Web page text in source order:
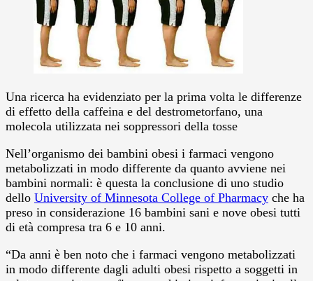
Una ricerca ha evidenziato per la prima volta le differenze
di effetto della caffeina e del destrometorfano, una
molecola utilizzata nei soppressori della tosse
Nell’organismo dei bambini obesi i farmaci vengono
metabolizzati in modo differente da quanto avviene nei
bambini normali: è questa la conclusione di uno studio
dello University of Minnesota College of Pharmacy che ha
preso in considerazione 16 bambini sani e nove obesi tutti
di età compresa tra 6 e 10 anni.
“Da anni è ben noto che i farmaci vengono metabolizzati
in modo differente dagli adulti obesi rispetto a soggetti in